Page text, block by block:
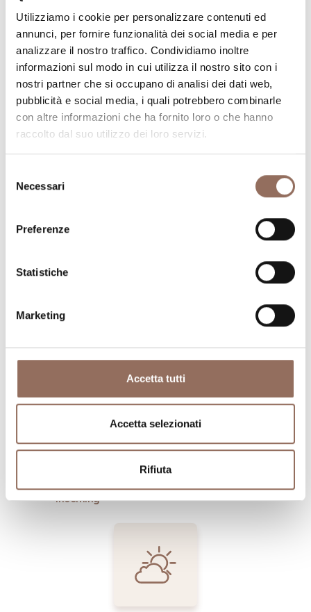
Utilizziamo i cookie per personalizzare contenuti ed
annunci, per fornire funzionalità dei social media e per
analizzare il nostro traffico. Condividiamo inoltre
informazioni sul modo in cui utilizza il nostro sito con i
nostri partner che si occupano di analisi dei dati web,
pubblicità e social media, i quali potrebbero combinarle
con altre informazioni che ha fornito loro o che hanno
raccolto dal suo utilizzo dei loro servizi.
delNecessari
Preferenze
Statistiche
Marketing
Accetta tutti
Accetta selezionati
Rifiuta
Numero letti:19
La tua vacanza
visitare in ogni angolo di Langhe Monferrato Roero, con
Dove dormire Dove mangiare
Incoming